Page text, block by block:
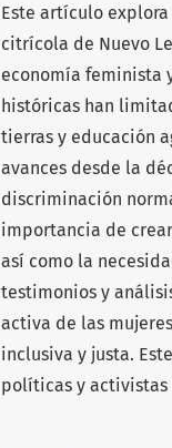
Este artículo
citrícola de Nuevo
economía feminista
históricas han
tierras y educación
avances desde la
discriminación
importancia de
así como la
testimonios y
activa de las
inclusiva y justa.
políticas y